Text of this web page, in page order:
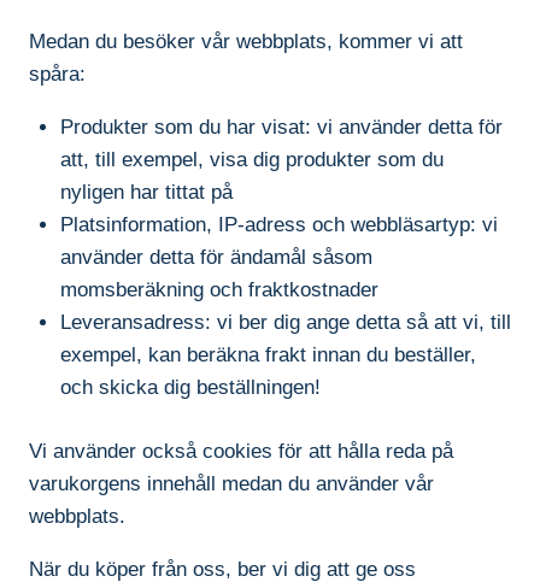
Medan du besöker vår webbplats, kommer vi att
spåra:
Produkter som du har visat: vi använder detta för
att, till exempel, visa dig produkter som du
nyligen har tittat på
Platsinformation, IP-adress och webbläsartyp: vi
använder detta för ändamål såsom
momsberäkning och fraktkostnader
Leveransadress: vi ber dig ange detta så att vi, till
exempel, kan beräkna frakt innan du beställer,
och skicka dig beställningen!
Vi använder också cookies för att hålla reda på
varukorgens innehåll medan du använder vår
webbplats.
När du köper från oss, ber vi dig att ge oss